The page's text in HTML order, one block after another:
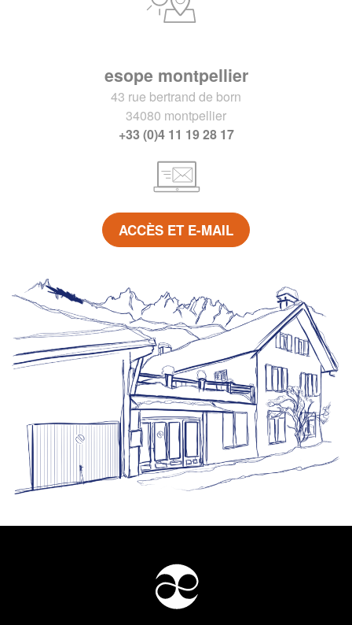
esope montpellier
43 rue bertrand de born
34080 montpellier
+33 (0)4 11 19 28 17
ACCÈS ET E-MAIL